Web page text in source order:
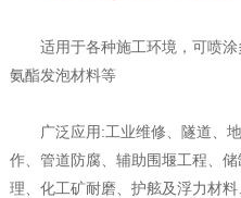
适用于各种施工环境，可喷涂
氨酯发泡材料等
广泛应用:工业维修、隧道、地
作、管道防腐、辅助围堰工程、
理、化工矿耐磨、护舷及浮力材